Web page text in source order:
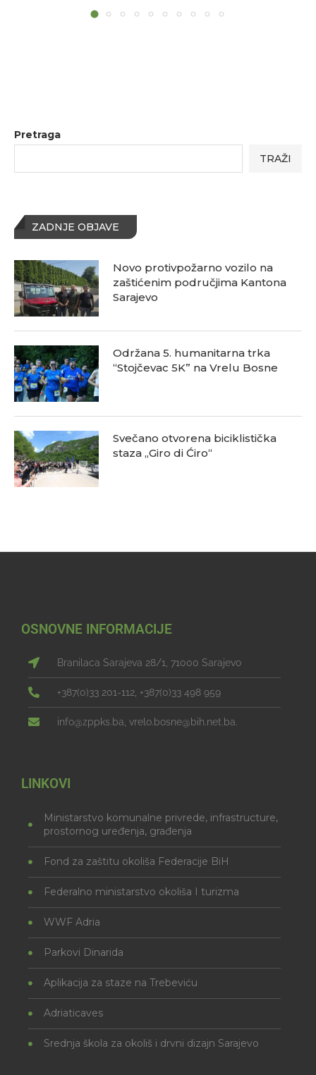
Pretraga
TRAŽI
ZADNJE OBJAVE
Novo protivpožarno vozilo na
zaštićenim područjima Kantona
Sarajevo
Održana 5. humanitarna trka
“Stojčevac 5K” na Vrelu Bosne
Svečano otvorena biciklistička
staza „Giro di Ćiro“
OSNOVNE INFORMACIJE
Branilaca Sarajeva 28/1, 71000 Sarajevo
+387(0)33 201-112, +387(0)33 498 959
info@zppks.ba, vrelo.bosne@bih.net.ba.
LINKOVI
Ministarstvo komunalne privrede, infrastructure,
prostornog uređenja, građenja
Fond za zaštitu okoliša Federacije BiH
Federalno ministarstvo okoliša I turizma
WWF Adria
Parkovi Dinarida
Aplikacija za staze na Trebeviću
Adriaticaves
Srednja škola za okoliš i drvni dizajn Sarajevo